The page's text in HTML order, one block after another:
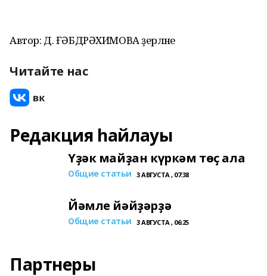
Автор: Д. ҒӘБДРӘХИМОВА әҙерләне
Читайте нас
Редакция һайлауы
Үҙәк майҙан күркәм төҫ ала
Общие статьи 3 АВГУСТА , 07:38
Йәмле йәйҙәрҙә
Общие статьи 3 АВГУСТА , 06:25
Партнеры